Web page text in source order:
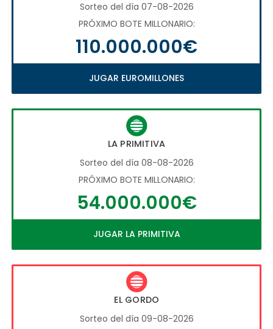
Sorteo del día 07-08-2026
PRÓXIMO BOTE MILLONARIO:
110.000.000€
JUGAR EUROMILLONES
LA PRIMITIVA
Sorteo del día 08-08-2026
PRÓXIMO BOTE MILLONARIO:
54.000.000€
JUGAR LA PRIMITIVA
EL GORDO
Sorteo del día 09-08-2026